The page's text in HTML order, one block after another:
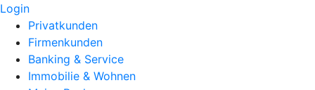
Login
Privatkunden
Firmenkunden
Banking & Service
Immobilie & Wohnen